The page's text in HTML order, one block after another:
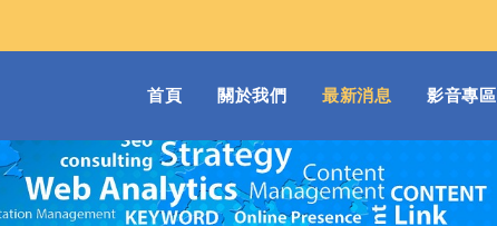
首頁(current)
關於我們 最新消息 影音專區